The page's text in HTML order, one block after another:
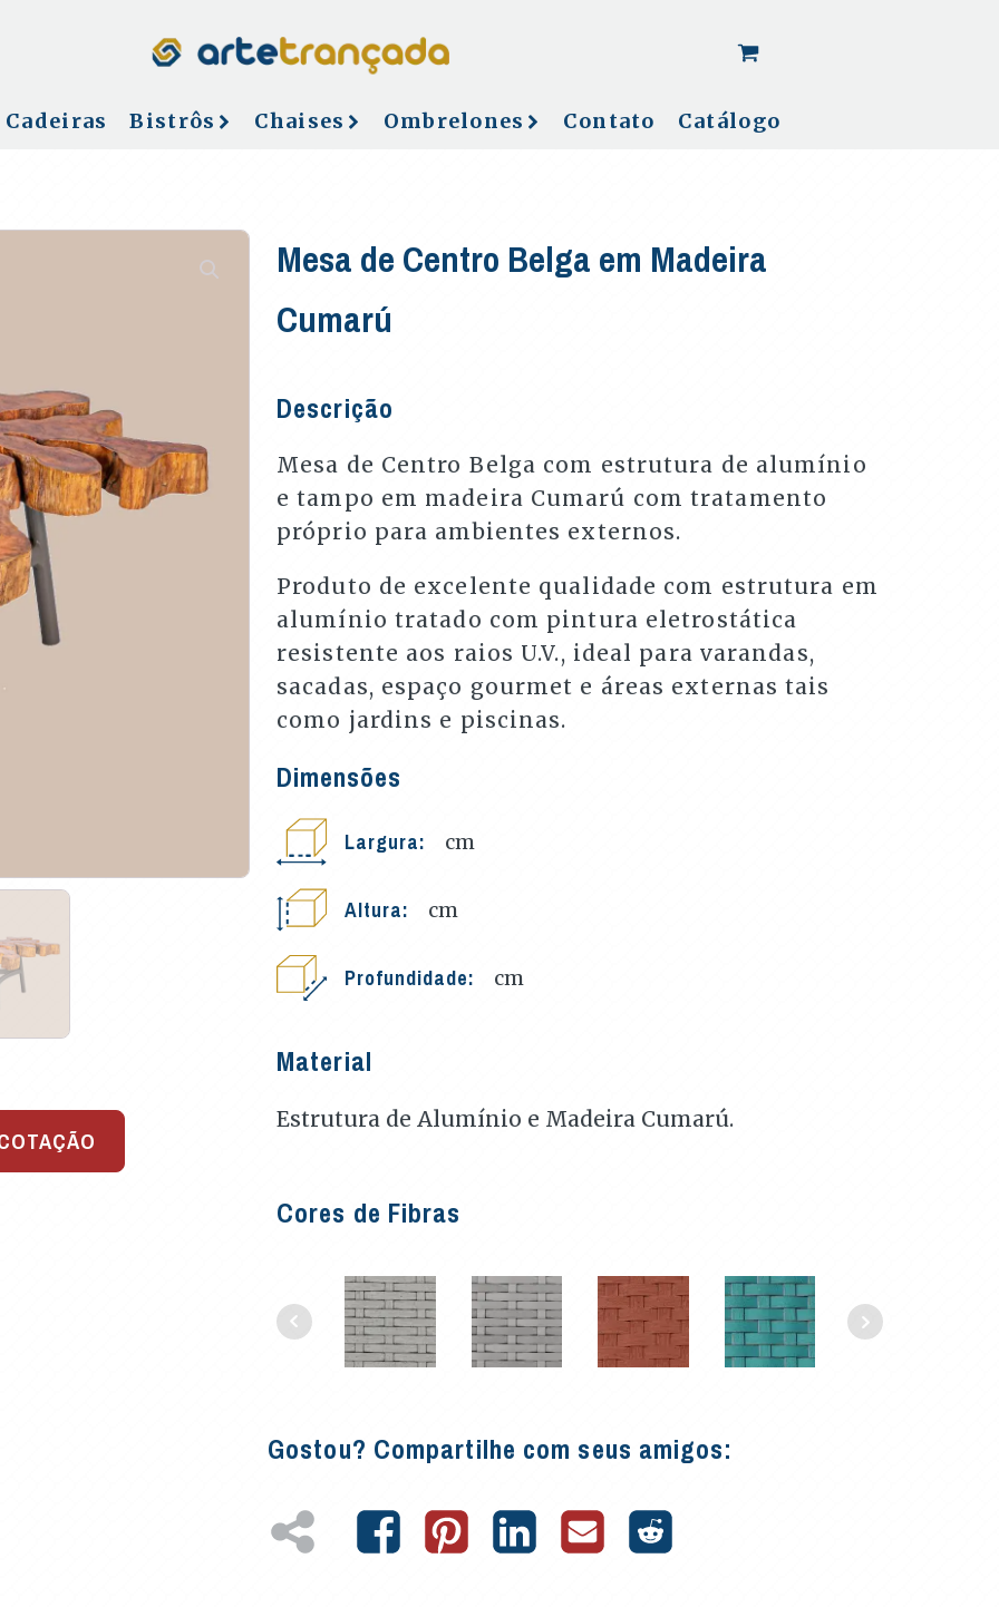
Cadeiras Bistrôs Chaises Ombrelones Contato Catálogo
Mesa de Centro Belga em Madeira
Cumarú
Descrição
Mesa de Centro Belga com estrutura de alumínio
e tampo em madeira Cumarú com tratamento
próprio para ambientes externos.
Produto de excelente qualidade com estrutura em
alumínio tratado com pintura eletrostática
resistente aos raios U.V., ideal para varandas,
sacadas, espaço gourmet e áreas externas tais
como jardins e piscinas.
Dimensões
Largura: cm
Altura: cm
Profundidade: cm
Material
Estrutura de Alumínio e Madeira Cumarú.
Cores de Fibras
Gostou? Compartilhe com seus amigos: